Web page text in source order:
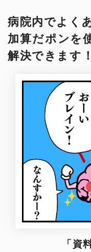
病院内でよく
加算だポンを
解決できます！
「資